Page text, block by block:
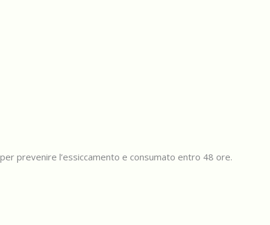
prevenire l’essiccamento e consumato entro 48 ore.